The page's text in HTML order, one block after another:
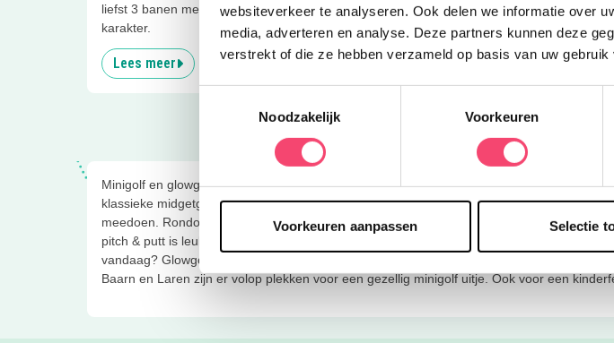
websiteverkeer te analyseren. Ook delen we informatie over
media, adverteren en analyse. Deze partners kunnen deze
verstrekt of die ze hebben verzameld op basis van uw
Noodzakelijk
Voorkeuren
Voorkeuren aanpassen Selectie
liefst 3 banen met elk een eigen
karakter.
Lees meer
midgetgolfbaan in Muiderberg! En
daarna springen op de trampoline!
Lees meer
Minigolf en glowgolf in en om ’t Gooi Minigolf is een heerlijk uitje met kinderen. In en om
klassieke midgetgolfbaan buiten tot een spectaculaire glowgolfbaan binnen waar alles
meedoen. Rondom Hilversum, Bussum, Huizen vind je allerlei leuke varianten. Denk
pitch & putt is leuk voor gezinnen die samen willen golfen. Veel locaties hebben een
vandaag? Glowgolf in een donkere baan vol kleuren of lekker buiten met de hele familie
Baarn en Laren zijn er volop plekken voor een gezellig minigolf uitje. Ook voor een